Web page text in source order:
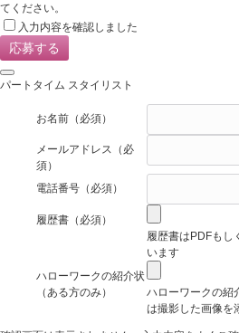
てください。
入力内容を確認しました
パートタイム スタイリスト
お名前 （必須）
メールアドレス
（必
須）
電話番号 （必須）
履歴書 （必須）
履歴書はPDFもし
います
ハローワークの紹介状
（ある方のみ）
ハローワークの紹
は撮影した画像を